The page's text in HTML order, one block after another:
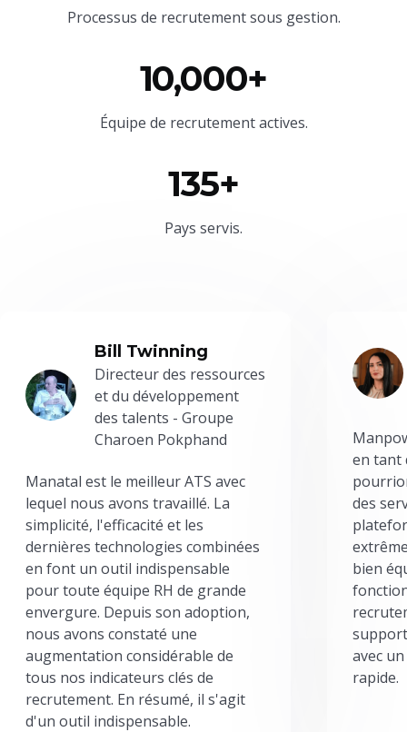
Processus de recrutement sous gestion.
10,000+
Équipe de recrutement actives.
135+
Pays servis.
Bill Twinning
Directeur des ressources
et du développement
des talents - Groupe
Charoen Pokphand
Manatal est le meilleur ATS avec
lequel nous avons travaillé. La
simplicité, l'efficacité et les
dernières technologies combinées
en font un outil indispensable
pour toute équipe RH de grande
envergure. Depuis son adoption,
nous avons constaté une
augmentation considérable de
tous nos indicateurs clés de
recrutement. En résumé, il s'agit
d'un outil indispensable.
en tant
des
bien
avec
rapide.